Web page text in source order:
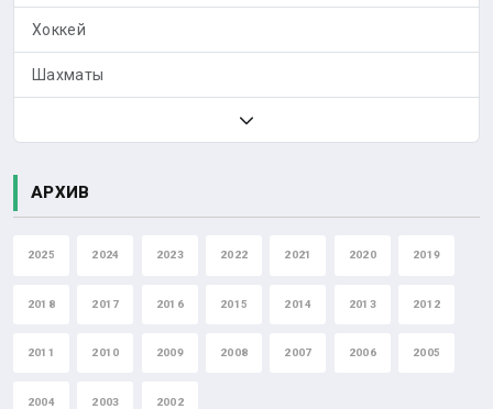
Хоккей
Шахматы
АРХИВ
2025 2024 2023 2022 2021 2020 2019
2018 2017 2016 2015 2014 2013 2012
2011 2010 2009 2008 2007 2006 2005
2004 2003 2002